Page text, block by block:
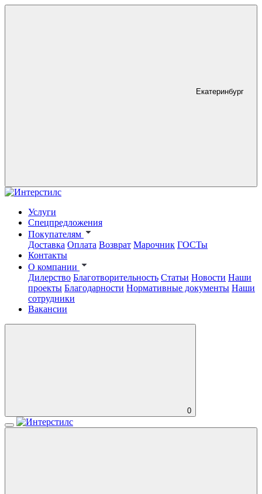
Екатеринбург
Услуги
Спецпредложения
Покупателям
Доставка Оплата Возврат Марочник ГОСТы
Контакты
О компании
Дилерство Благотворительность Статьи Новости Наши
проекты Благодарности Нормативные документы Наши
сотрудники
Вакансии
0